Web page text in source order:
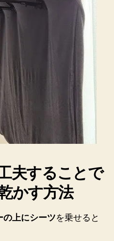
夫することで
かす方法
の上にシーツを乗せると